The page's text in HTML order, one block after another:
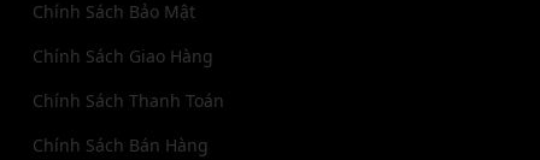
Chính Sách Bảo Mật
Chính Sách Giao Hàng
Chính Sách Thanh Toán
Chính Sách Bán Hàng